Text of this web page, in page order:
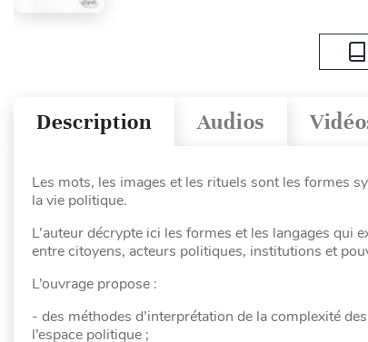
Audios
Description
Les mots, les images et les rituels sont les formes
la vie politique.
L’auteur décrypte ici les formes et les langages qui
entre citoyens, acteurs politiques, institutions et
L’ouvrage propose :
- des méthodes d’interprétation de la complexité
l’espace politique ;